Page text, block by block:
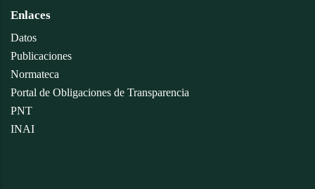
Enlaces
Datos
Publicaciones
Normateca
Portal de Obligaciones de Transparencia
PNT
INAI